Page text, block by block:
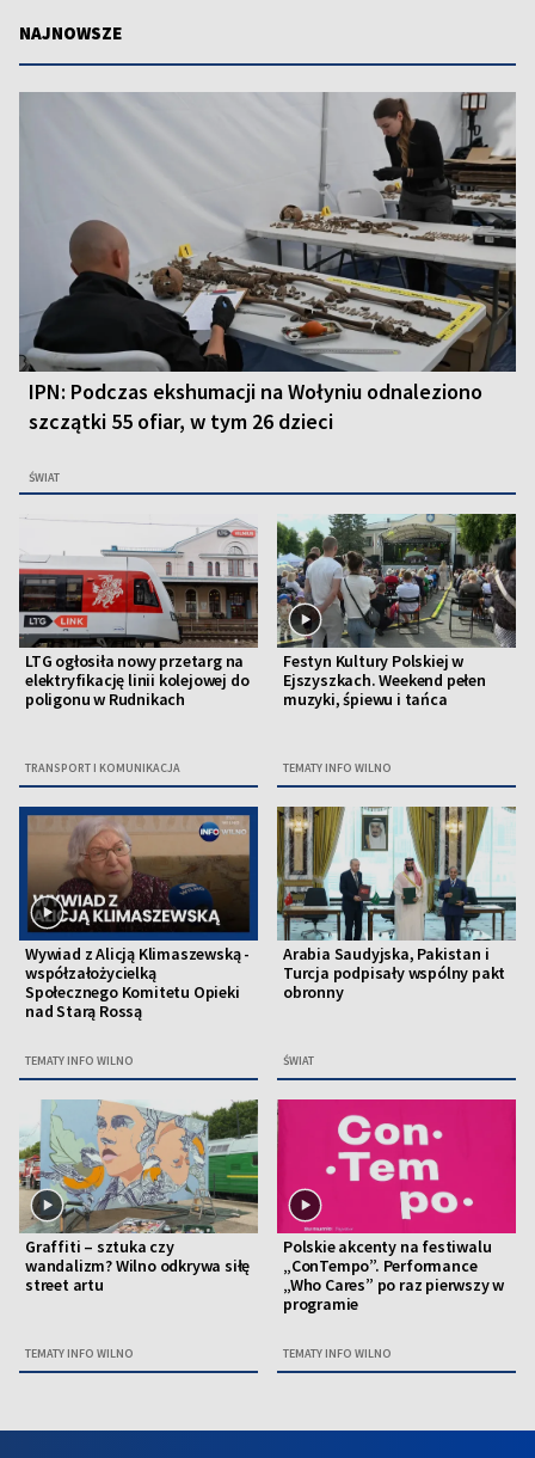
NAJNOWSZE
IPN: Podczas ekshumacji na Wołyniu odnaleziono
szczątki 55 ofiar, w tym 26 dzieci
ŚWIAT
LTG ogłosiła nowy przetarg na
elektryfikację linii kolejowej do
poligonu w Rudnikach
TRANSPORT I KOMUNIKACJA
Festyn Kultury Polskiej w
Ejszyszkach. Weekend pełen
muzyki, śpiewu i tańca
TEMATY INFO WILNO
Wywiad z Alicją Klimaszewską -
współzałożycielką
Społecznego Komitetu Opieki
nad Starą Rossą
TEMATY INFO WILNO
Arabia Saudyjska, Pakistan i
Turcja podpisały wspólny pakt
obronny
ŚWIAT
Graffiti – sztuka czy
wandalizm? Wilno odkrywa siłę
street artu
TEMATY INFO WILNO
Polskie akcenty na festiwalu
„ConTempo”. Performance
„Who Cares” po raz pierwszy w
programie
TEMATY INFO WILNO